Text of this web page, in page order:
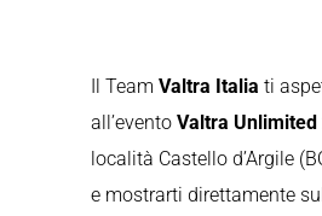
Il Team Valtra Italia ti
all’evento Valtra Unlimited
località Castello d’Argile
e mostrarti direttamente